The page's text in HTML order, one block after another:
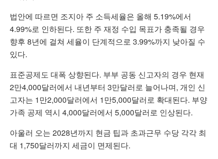
법안에 따르면 조지아 주 소득세율은 올해 5.19%에서
4.99%로 인하된다. 또한 주 재정 수입 목표가 충족될 경우
향후 8년에 걸쳐 세율이 단계적으로 3.99%까지 낮아질 수
있다.
표준공제도 대폭 상향된다. 부부 공동 신고자의 경우 현재
2만4,000달러에서 내년부터 3만달러로 늘어나며, 개인 신
고자는 1만2,000달러에서 1만5,000달러로 확대된다. 부양
가족 공제 역시 4,000달러에서 5,000달러로 인상된다.
아울러 오는 2028년까지 현금 팁과 초과근무 수당 각각 최
대 1,750달러까지 세금이 면제된다.